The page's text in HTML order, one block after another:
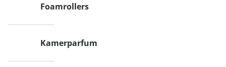
Foamrollers
Kamerparfum